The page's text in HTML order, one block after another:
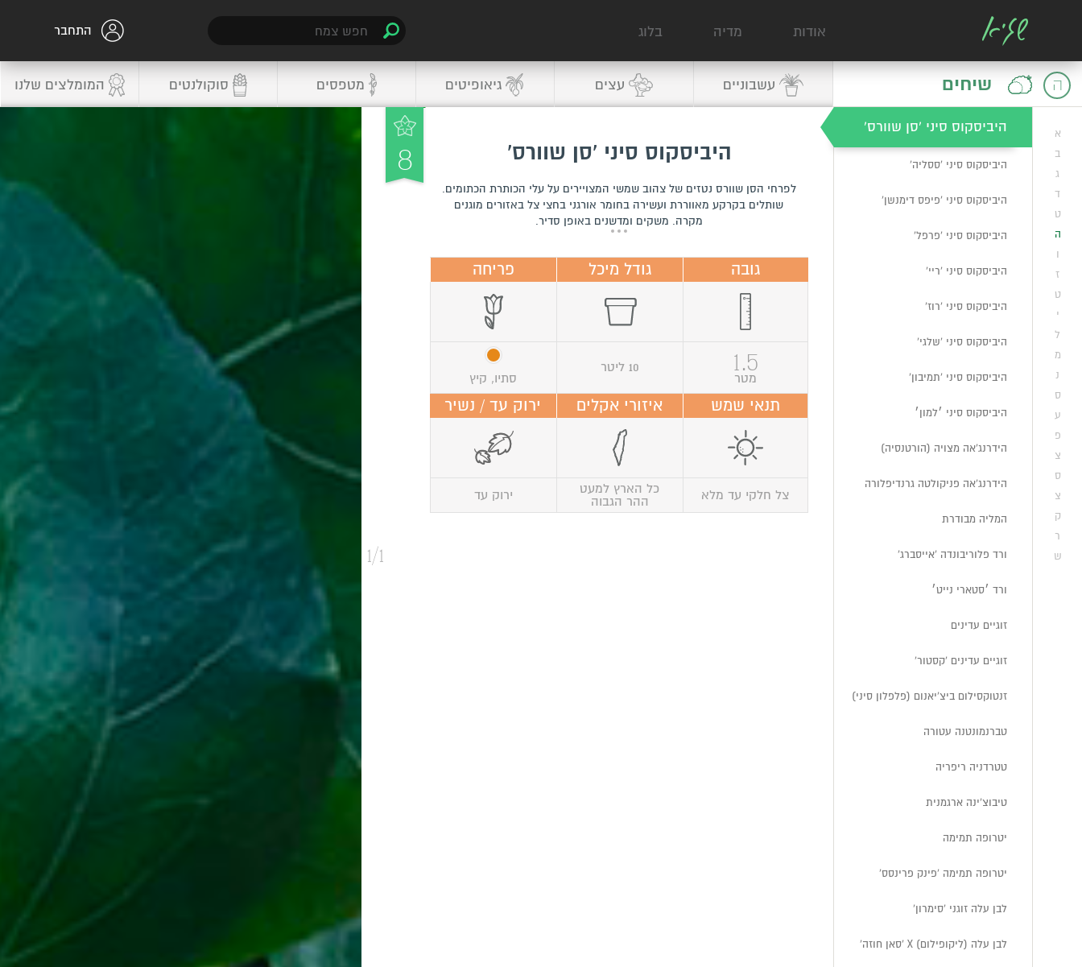
אודות מדיה בלוג התחבר
ה שיחים
א
ב
ג
ד
ט
ה
ו
ז
ט
י
ל
מ
נ
ס
ע
פ
צ
ס
צ
ק
ר
ש
היביסקוס סיני 'מיאמי'
היביסקוס סיני 'סילבר מון'
היביסקוס סיני 'סן שוורס'
היביסקוס סיני 'ססליה'
היביסקוס סיני 'פיפס דימנשן'
היביסקוס סיני 'פרפל'
היביסקוס סיני 'ריי'
היביסקוס סיני 'רוז'
היביסקוס סיני 'שלגי'
היביסקוס סיני 'תמיבון'
היביסקוס סיני ׳למון׳
הידרנג'אה מצויה (הורטנסיה)
הידרנג'אה פניקולטה גרנדיפלורה
המליה מבודרת
ורד פלוריבונדה 'אייסברג'
ורד ׳סטארי נייט׳
זוגיים עדינים
זוגיים עדינים 'קסטור'
זנטוקסילום ביצ'יאנום (פלפלון סיני)
טברנמונטנה עטורה
טטרדניה ריפריה
טיבוצ'ינה ארגמנית
יטרופה תמימה
יטרופה תמימה 'פינק פרינסס'
לבן עלה זוגני 'סימרון'
לבן עלה (ליקופילום) X 'סאן חוזה'
עשבוניים עצים גיאופיטים מטפסים סוקולנטים המומלצים שלנו
8 היביסקוס סיני 'סן שוורס'
לפרחי הסן שוורס נטזים של צהוב שמשי המצויירים על עלי הכותרת הכתומים.
שותלים בקרקע מאווררת ועשירה בחומר אורגני בחצי צל באזורים מוגנים
מקרה. משקים ומדשנים באופן סדיר.
גובה גודל מיכל פריחה
1.5
מטר
10 ליטר
סתיו, קיץ
תנאי שמש איזורי אקלים ירוק עד / נשיר
צל חלקי עד מלא
כל הארץ למעט
ההר הגבוה
ירוק עד
1/1